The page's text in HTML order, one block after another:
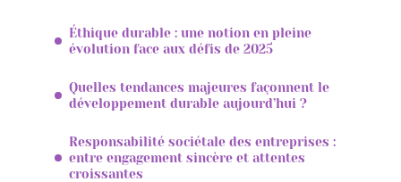
Éthique durable : une notion en pleine
évolution face aux défis de 2025
Quelles tendances majeures façonnent le
développement durable aujourd’hui ?
Responsabilité sociétale des entreprises :
entre engagement sincère et attentes
croissantes